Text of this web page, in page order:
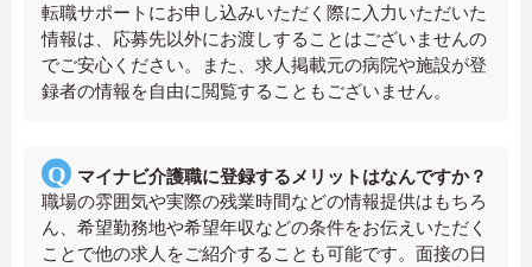
転職サポートにお申し込みいただく際に入力いただいた
情報は、応募先以外にお渡しすることはございませんの
でご安心ください。また、求人掲載元の病院や施設が登
録者の情報を自由に閲覧することもございません。
マイナビ介護職に登録するメリットはなんですか？
職場の雰囲気や実際の残業時間などの情報提供はもちろ
ん、希望勤務地や希望年収などの条件をお伝えいただく
ことで他の求人をご紹介することも可能です。面接の日